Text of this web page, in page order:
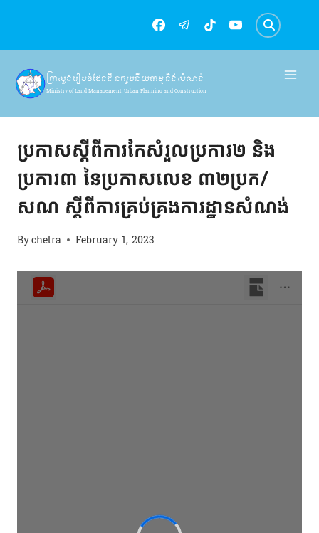
content
ក្រសួងរៀបចំដែនដី នគរូបនីយកម្ម និងសំណង់
Ministry of Land Management, Urban Planning and Construction
ប្រកាសស្ដីពីការកែសំរួលប្រការ២ និង
ប្រការ៣ នៃប្រកាសលេខ ៣២ប្រក/
សណ ស្ដីពីការគ្រប់គ្រងការដ្ឋានសំណង់
Bychetra February 1, 2023